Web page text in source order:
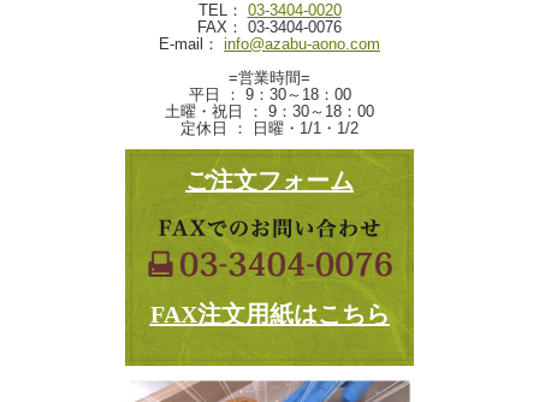
TEL： 03-3404-0020
FAX： 03-3404-0076
E-mail： info@azabu-aono.com
=営業時間=
平日 ： 9：30～18：00
土曜・祝日 ： 9：30～18：00
定休日 ： 日曜・1/1・1/2
ご注文フォーム
FAX注文用紙はこちら